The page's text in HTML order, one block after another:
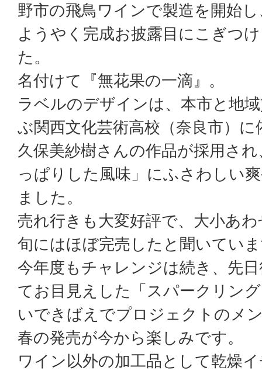
野市の飛鳥ワインで製造を開始
ようやく完成お披露目にこぎつ
た。
名付けて『無花果の一滴』。
ラベルのデザインは、本市と地
ぶ関西文化芸術高校（奈良市）
久保美紗樹さんの作品が採用さ
っぱりした風味」にふさわしい
ました。
売れ行きも大変好評で、大小あ
旬にはほぼ完売したと聞いてい
今年度もチャレンジは続き、先
てお目見えした「スパークリン
いできばえでプロジェクトのメ
春の発売が今から楽しみです。
ワイン以外の加工品として乾燥